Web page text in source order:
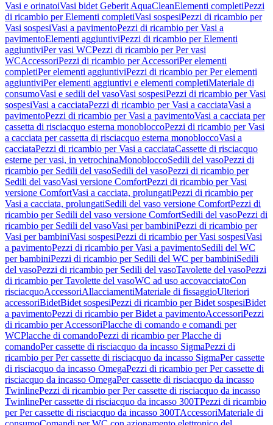
Vasi e orinatoiVasi bidet Geberit AquaCleanElementi completiPezzi
di ricambio per Elementi completiVasi sospesiPezzi di ricambio per
Vasi sospesiVasi a pavimentoPezzi di ricambio per Vasi a
pavimentoElementi aggiuntiviPezzi di ricambio per Elementi
aggiuntiviPer vasi WCPezzi di ricambio per Per vasi
WCAccessoriPezzi di ricambio per AccessoriPer elementi
completiPer elementi aggiuntiviPezzi di ricambio per Per elementi
aggiuntiviPer elementi aggiuntivi e elementi completiMateriale di
consumoVasi e sedili del vasoVasi sospesiPezzi di ricambio per Vasi
sospesiVasi a cacciataPezzi di ricambio per Vasi a cacciataVasi a
pavimentoPezzi di ricambio per Vasi a pavimentoVasi a cacciata per
cassetta di risciacquo esterna monobloccoPezzi di ricambio per Vasi
a cacciata per cassetta di risciacquo esterna monobloccoVasi a
cacciataPezzi di ricambio per Vasi a cacciataCassette di risciacquo
esterne per vasi, in vetrochinaMonobloccoSedili del vasoPezzi di
ricambio per Sedili del vasoSedili del vasoPezzi di ricambio per
Sedili del vasoVasi versione ComfortPezzi di ricambio per Vasi
versione ComfortVasi a cacciata, prolungatiPezzi di ricambio per
Vasi a cacciata, prolungatiSedili del vaso versione ComfortPezzi di
ricambio per Sedili del vaso versione ComfortSedili del vasoPezzi di
ricambio per Sedili del vasoVasi per bambiniPezzi di ricambio per
Vasi per bambiniVasi sospesiPezzi di ricambio per Vasi sospesiVasi
a pavimentoPezzi di ricambio per Vasi a pavimentoSedili del WC
per bambiniPezzi di ricambio per Sedili del WC per bambiniSedili
del vasoPezzi di ricambio per Sedili del vasoTavolette del vasoPezzi
di ricambio per Tavolette del vasoWC ad uso accovacciatoCon
risciacquoAccessoriAllacciamentiMateriale di fissaggioUlteriori
accessoriBidetBidet sospesiPezzi di ricambio per Bidet sospesiBidet
a pavimentoPezzi di ricambio per Bidet a pavimentoAccessoriPezzi
di ricambio per AccessoriPlacche di comando e comandi per
WCPlacche di comandoPezzi di ricambio per Placche di
comandoPer cassette di risciacquo da incasso SigmaPezzi di
ricambio per Per cassette di risciacquo da incasso SigmaPer cassette
di risciacquo da incasso OmegaPezzi di ricambio per Per cassette di
risciacquo da incasso OmegaPer cassette di risciacquo da incasso
TwinlinePezzi di ricambio per Per cassette di risciacquo da incasso
TwinlinePer cassette di risciacquo da incasso 300TPezzi di ricambio
per Per cassette di risciacquo da incasso 300TAccessoriMateriale di